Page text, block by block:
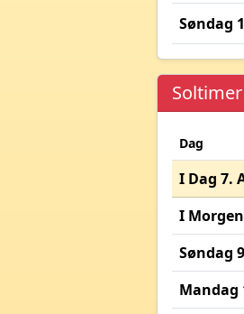
Søndag
Soltimer
Dag
I Dag 7.
I
Søndag
Mandag